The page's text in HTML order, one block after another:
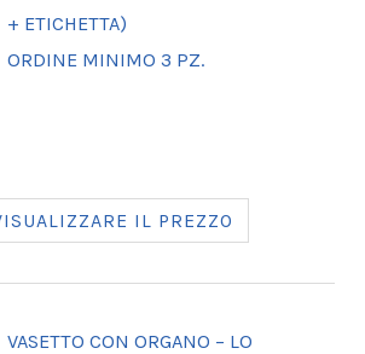
+ ETICHETTA)
ORDINE MINIMO 3 PZ.
IL PREZZO
VASETTO CON ORGANO – LO